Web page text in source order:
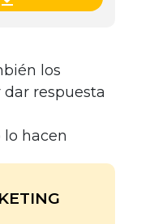
los
respuesta
hacen